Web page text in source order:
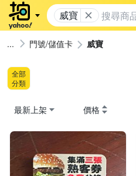
威寶
門號/儲值卡 威寶
全部
分類
最新上架 價格